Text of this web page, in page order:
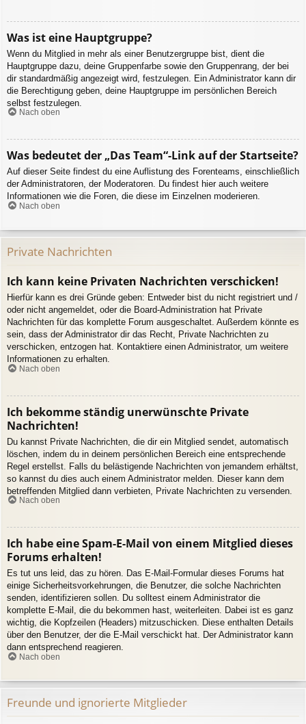
Was ist eine Hauptgruppe?
Wenn du Mitglied in mehr als einer Benutzergruppe bist, dient die
Hauptgruppe dazu, deine Gruppenfarbe sowie den Gruppenrang, der bei
dir standardmäßig angezeigt wird, festzulegen. Ein Administrator kann dir
die Berechtigung geben, deine Hauptgruppe im persönlichen Bereich
selbst festzulegen.
Nach oben
Was bedeutet der „Das Team“-Link auf der Startseite?
Auf dieser Seite findest du eine Auflistung des Forenteams, einschließlich
der Administratoren, der Moderatoren. Du findest hier auch weitere
Informationen wie die Foren, die diese im Einzelnen moderieren.
Nach oben
Private Nachrichten
Ich kann keine Privaten Nachrichten verschicken!
Hierfür kann es drei Gründe geben: Entweder bist du nicht registriert und /
oder nicht angemeldet, oder die Board-Administration hat Private
Nachrichten für das komplette Forum ausgeschaltet. Außerdem könnte es
sein, dass der Administrator dir das Recht, Private Nachrichten zu
verschicken, entzogen hat. Kontaktiere einen Administrator, um weitere
Informationen zu erhalten.
Nach oben
Ich bekomme ständig unerwünschte Private
Nachrichten!
Du kannst Private Nachrichten, die dir ein Mitglied sendet, automatisch
löschen, indem du in deinem persönlichen Bereich eine entsprechende
Regel erstellst. Falls du belästigende Nachrichten von jemandem erhältst,
so kannst du dies auch einem Administrator melden. Dieser kann dem
betreffenden Mitglied dann verbieten, Private Nachrichten zu versenden.
Nach oben
Ich habe eine Spam-E-Mail von einem Mitglied dieses
Forums erhalten!
Es tut uns leid, das zu hören. Das E-Mail-Formular dieses Forums hat
einige Sicherheitsvorkehrungen, die Benutzer, die solche Nachrichten
senden, identifizieren sollen. Du solltest einem Administrator die
komplette E-Mail, die du bekommen hast, weiterleiten. Dabei ist es ganz
wichtig, die Kopfzeilen (Headers) mitzuschicken. Diese enthalten Details
über den Benutzer, der die E-Mail verschickt hat. Der Administrator kann
dann entsprechend reagieren.
Nach oben
Freunde und ignorierte Mitglieder